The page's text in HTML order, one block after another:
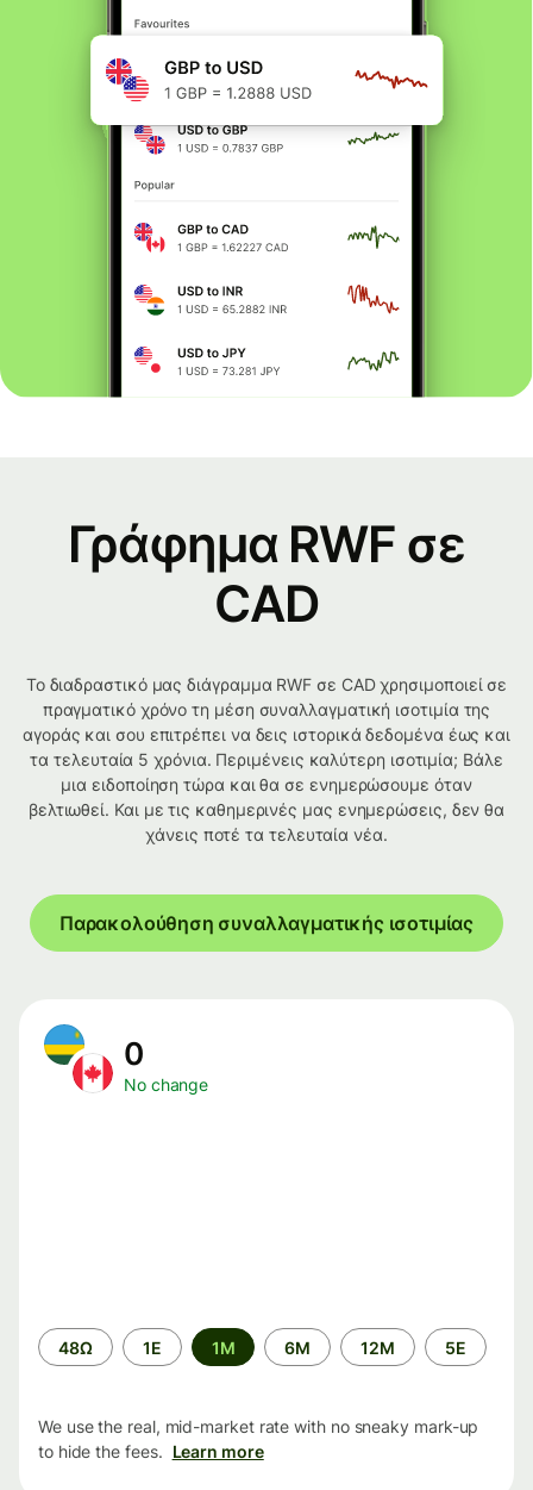
Γράφημα RWF σε
CAD
Το διαδραστικό μας διάγραμμα RWF σε CAD χρησιμοποιεί σε
πραγματικό χρόνο τη μέση συναλλαγματική ισοτιμία της
αγοράς και σου επιτρέπει να δεις ιστορικά δεδομένα έως και
τα τελευταία 5 χρόνια. Περιμένεις καλύτερη ισοτιμία; Βάλε
μια ειδοποίηση τώρα και θα σε ενημερώσουμε όταν
βελτιωθεί. Και με τις καθημερινές μας ενημερώσεις, δεν θα
χάνεις ποτέ τα τελευταία νέα.
Παρακολούθηση συναλλαγματικής ισοτιμίας
0
No change
Time
period
48Ω 1Ε 1M 6M 12M 5Ε
We use the real, mid-market rate with no sneaky mark-up
to hide the fees. Learn more